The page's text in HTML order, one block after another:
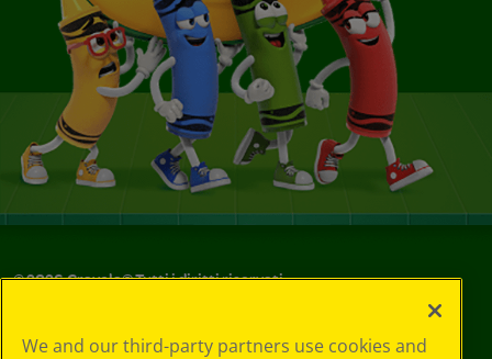
©2026Crayola® Tutti i diritti riservati.
in materia di
We and our third-party partners use cookies and